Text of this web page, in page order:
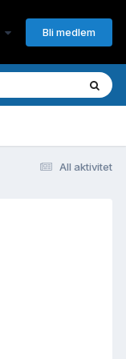
Bli medlem
All aktivitet